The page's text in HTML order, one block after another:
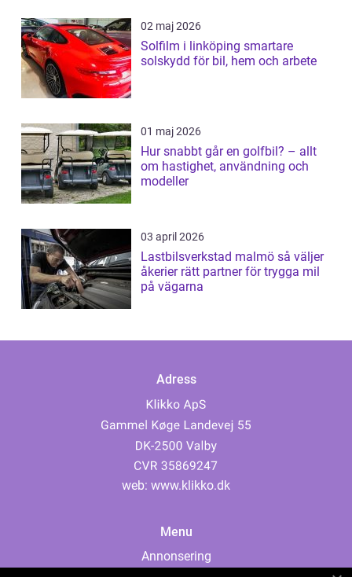
02 maj 2026
Solfilm i linköping smartare
solskydd för bil, hem och arbete
01 maj 2026
Hur snabbt går en golfbil? – allt
om hastighet, användning och
modeller
03 april 2026
Lastbilsverkstad malmö så väljer
åkerier rätt partner för trygga mil
på vägarna
Adress
web: www.klikko.dk
Menu
Annonsering